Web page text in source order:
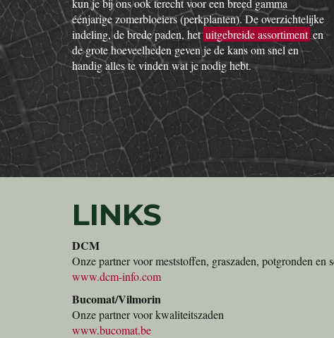
kun je bij ons ook terecht voor een breed gamma
éénjarige zomerbloeiers (perkplanten). De overzichtelijke
indeling, de brede paden, hetuitgebreide assortiment en
de grote hoeveelheden geven je de kans om snel en
handig alles te vinden wat je nodig hebt.
LINKS
DCM
Onze partner voor meststoffen, graszaden, potgronden en
www.dcm-info.com
Bucomat/Vilmorin
Onze partner voor kwaliteitszaden
www.bucomat.be